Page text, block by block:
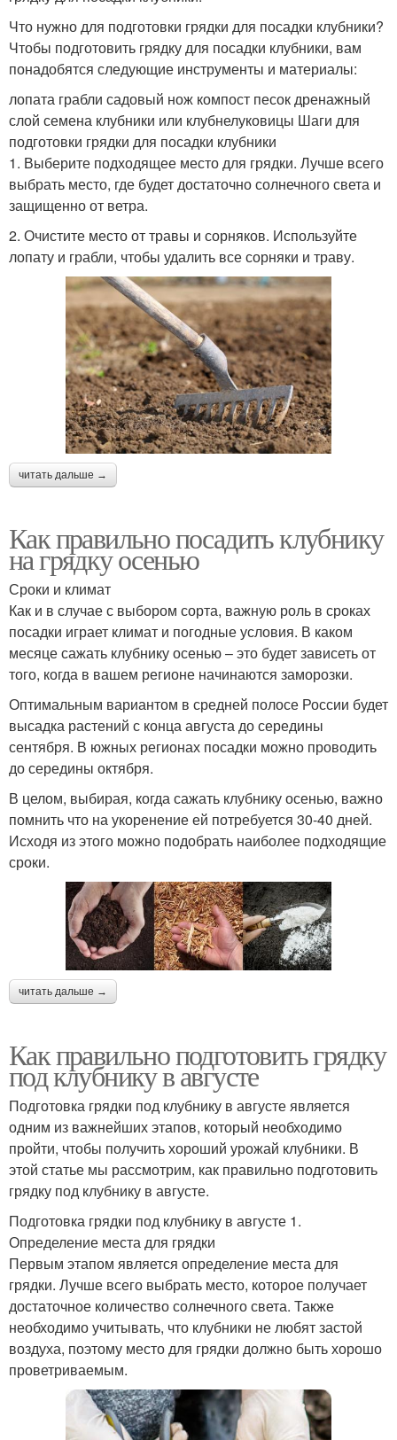
Что нужно для подготовки грядки для посадки клубники?
Чтобы подготовить грядку для посадки клубники, вам
понадобятся следующие инструменты и материалы:
лопата грабли садовый нож компост песок дренажный
слой семена клубники или клубнелуковицы Шаги для
подготовки грядки для посадки клубники
1. Выберите подходящее место для грядки. Лучше всего
выбрать место, где будет достаточно солнечного света и
защищенно от ветра.
2. Очистите место от травы и сорняков. Используйте
лопату и грабли, чтобы удалить все сорняки и траву.
читать дальше →
Как правильно посадить клубнику
на грядку осенью
Сроки и климат
Как и в случае с выбором сорта, важную роль в сроках
посадки играет климат и погодные условия. В каком
месяце сажать клубнику осенью – это будет зависеть от
того, когда в вашем регионе начинаются заморозки.
Оптимальным вариантом в средней полосе России будет
высадка растений с конца августа до середины
сентября. В южных регионах посадки можно проводить
до середины октября.
В целом, выбирая, когда сажать клубнику осенью, важно
помнить что на укоренение ей потребуется 30-40 дней.
Исходя из этого можно подобрать наиболее подходящие
сроки.
читать дальше →
Как правильно подготовить грядку
под клубнику в августе
Подготовка грядки под клубнику в августе является
одним из важнейших этапов, который необходимо
пройти, чтобы получить хороший урожай клубники. В
этой статье мы рассмотрим, как правильно подготовить
грядку под клубнику в августе.
Подготовка грядки под клубнику в августе 1.
Определение места для грядки
Первым этапом является определение места для
грядки. Лучше всего выбрать место, которое получает
достаточное количество солнечного света. Также
необходимо учитывать, что клубники не любят застой
воздуха, поэтому место для грядки должно быть хорошо
проветриваемым.